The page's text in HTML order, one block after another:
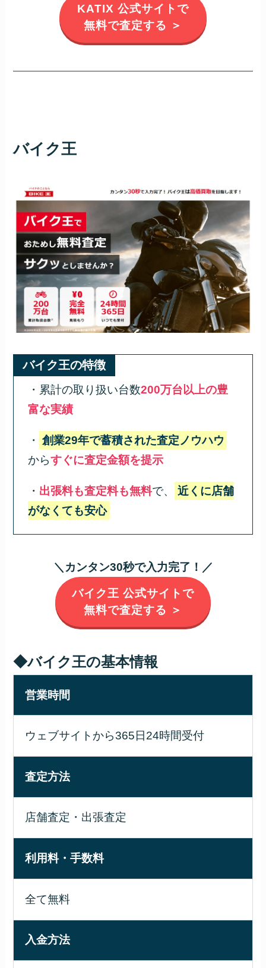
KATIX 公式サイトで
無料で査定する ＞
バイク王
バイク王の特徴
・累計の取り扱い台数200万台以上の豊
富な実績
・ 創業29年で蓄積された査定ノウハウ
からすぐに査定金額を提示
・ 出張料も査定料も無料で、
近くに店舗
がなくても安心
＼カンタン30秒で入力完了！／
バイク王 公式サイトで
無料で査定する ＞
◆バイク王の基本情報
営業時間
ウェブサイトから365日24時間受付
査定方法
店舗査定・出張査定
利用料・手数料
全て無料
入金方法